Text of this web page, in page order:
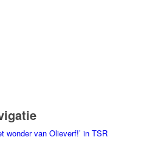
wonder van Olieverf!’ in TSR